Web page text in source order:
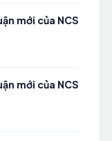
mới của NCS
mới của NCS